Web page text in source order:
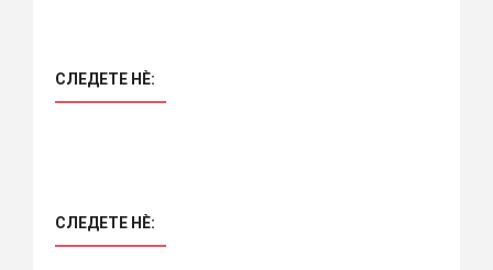
СЛЕДЕТЕ НÈ:
СЛЕДЕТЕ НÈ: